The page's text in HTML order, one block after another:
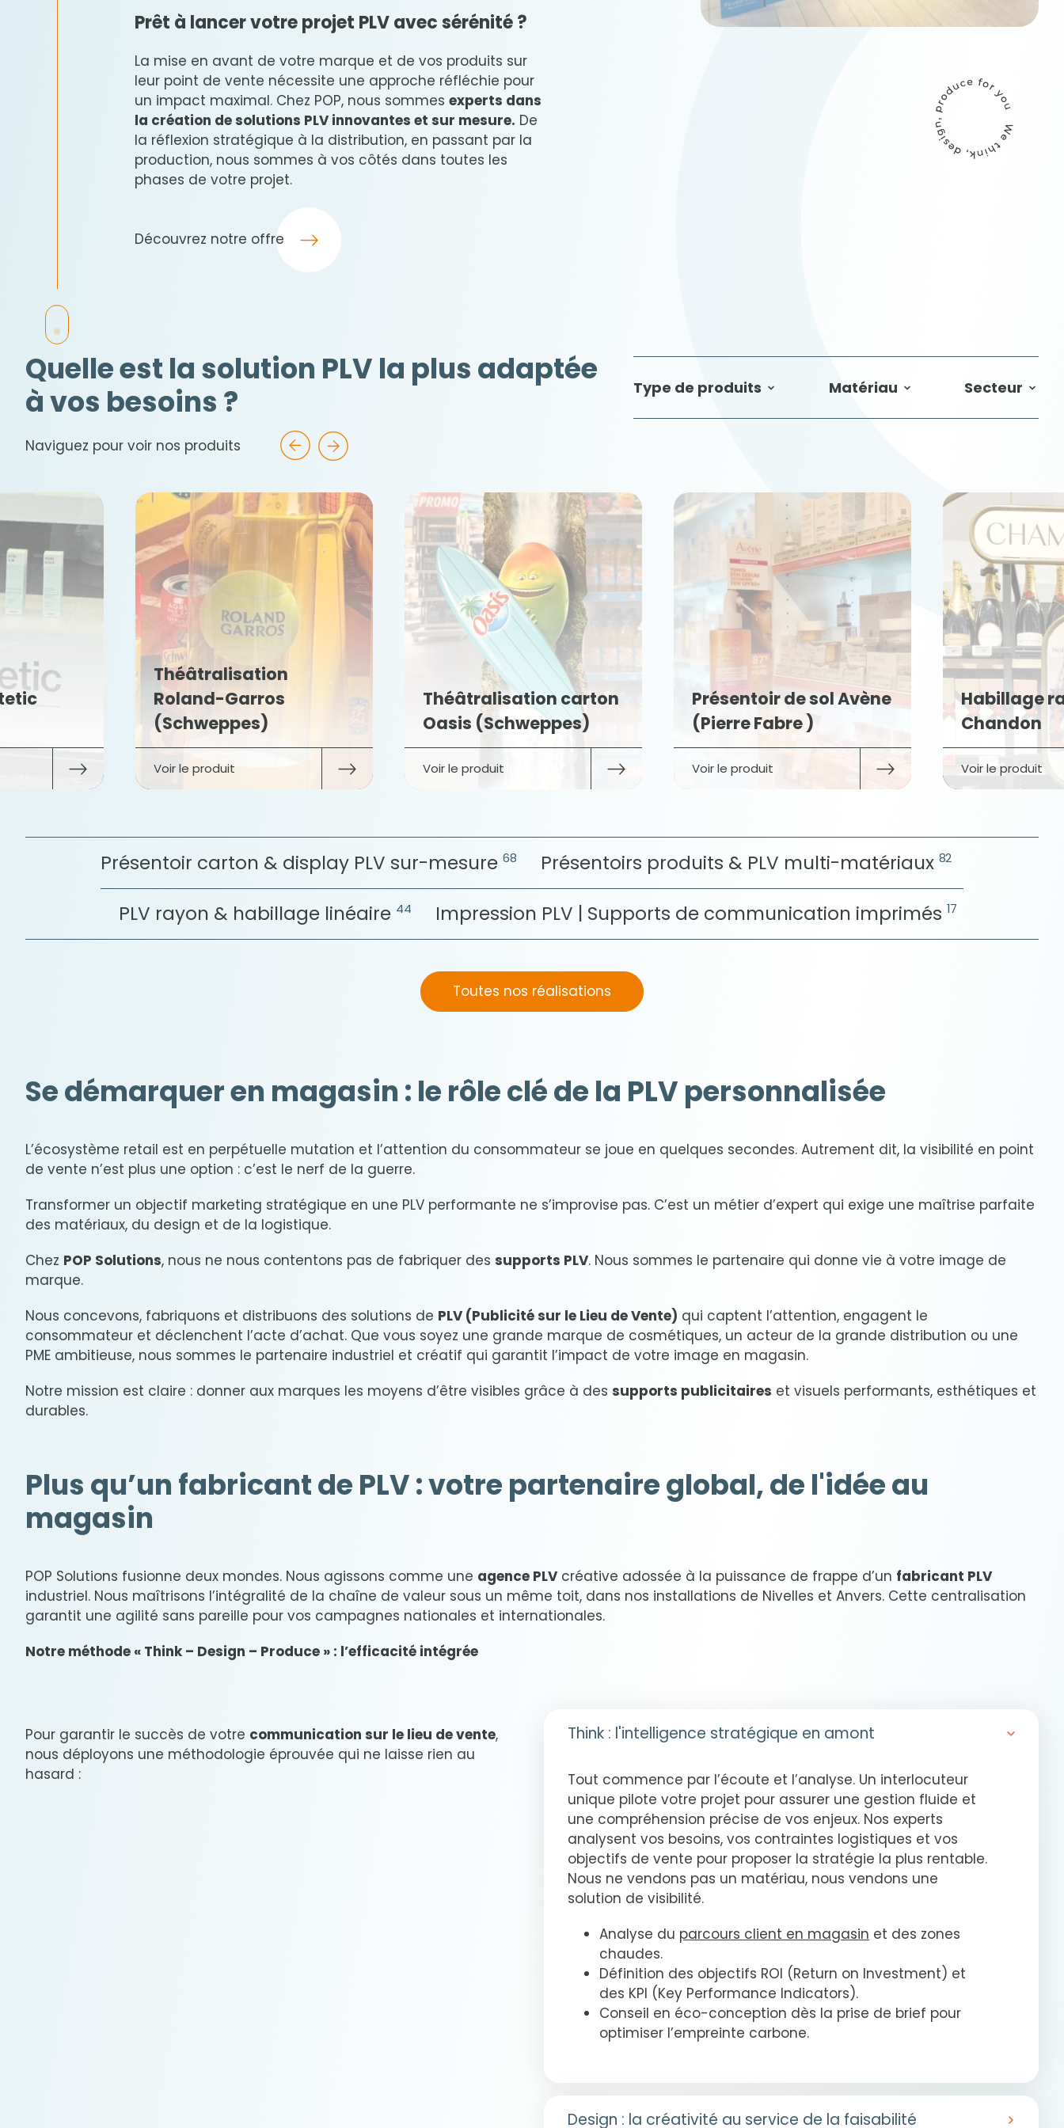
Prêt à lancer votre projet PLV avec sérénité ?
La mise en avant de votre marque et de vos produits sur
leur point de vente nécessite une approche réfléchie pour
un impact maximal. Chez POP, nous sommes experts dans
la création de solutions PLV innovantes et sur mesure. De
la réflexion stratégique à la distribution, en passant par la
production, nous sommes à vos côtés dans toutes les
phases de votre projet.
Découvrez notre offre
Quelle est la solution PLV la plus adaptée
à vos besoins ?
Type de produits Matériau Secteur
Naviguez pour voir nos produits
Théâtralisation
Roland-Garros
(Schweppes)
Voir le produit
Théâtralisation carton
Oasis (Schweppes)
Voir le produit
Présentoir de sol Avène
(Pierre Fabre )
Voir le produit
Habillage rayon
Chandon
Voir le produit
Présentoir carton & display PLV sur-mesure68 Présentoirs produits & PLV multi-matériaux 82
PLV rayon & habillage linéaire 44 Impression PLV | Supports de communication imprimés 17
Toutes nos réalisations
Se démarquer en magasin : le rôle clé de la PLV personnalisée
L’écosystème retail est en perpétuelle mutation et l’attention du consommateur se joue en quelques secondes. Autrement dit, la visibilité en point
de vente n’est plus une option : c’est le nerf de la guerre.
Transformer un objectif marketing stratégique en une PLV performante ne s’improvise pas. C’est un métier d’expert qui exige une maîtrise parfaite
des matériaux, du design et de la logistique.
Chez POP Solutions, nous ne nous contentons pas de fabriquer des supports PLV. Nous sommes le partenaire qui donne vie à votre image de
marque.
Nous concevons, fabriquons et distribuons des solutions de PLV (Publicité sur le Lieu de Vente) qui captent l’attention, engagent le
consommateur et déclenchent l’acte d’achat. Que vous soyez une grande marque de cosmétiques, un acteur de la grande distribution ou une
PME ambitieuse, nous sommes le partenaire industriel et créatif qui garantit l’impact de votre image en magasin.
Notre mission est claire : donner aux marques les moyens d’être visibles grâce à des supports publicitaires et visuels performants, esthétiques et
durables.
Plus qu’un fabricant de PLV : votre partenaire global, de l'idée au
magasin
POP Solutions fusionne deux mondes. Nous agissons comme une agence PLV créative adossée à la puissance de frappe d’un fabricant PLV
industriel. Nous maîtrisons l’intégralité de la chaîne de valeur sous un même toit, dans nos installations de Nivelles et Anvers. Cette centralisation
garantit une agilité sans pareille pour vos campagnes nationales et internationales.
Notre méthode « Think – Design – Produce » : l’efficacité intégrée
Pour garantir le succès de votre communication sur le lieu de vente,
nous déployons une méthodologie éprouvée qui ne laisse rien au
hasard :
Think : l'intelligence stratégique en amont
Tout commence par l’écoute et l’analyse. Un interlocuteur
unique pilote votre projet pour assurer une gestion fluide et
une compréhension précise de vos enjeux. Nos experts
analysent vos besoins, vos contraintes logistiques et vos
objectifs de vente pour proposer la stratégie la plus rentable.
Nous ne vendons pas un matériau, nous vendons une
solution de visibilité.
Analyse du parcours client en magasin et des zones
chaudes.
Définition des objectifs ROI (Return on Investment) et
des KPI (Key Performance Indicators).
Conseil en éco-conception dès la prise de brief pour
optimiser l’empreinte carbone.
Design : la créativité au service de la faisabilité